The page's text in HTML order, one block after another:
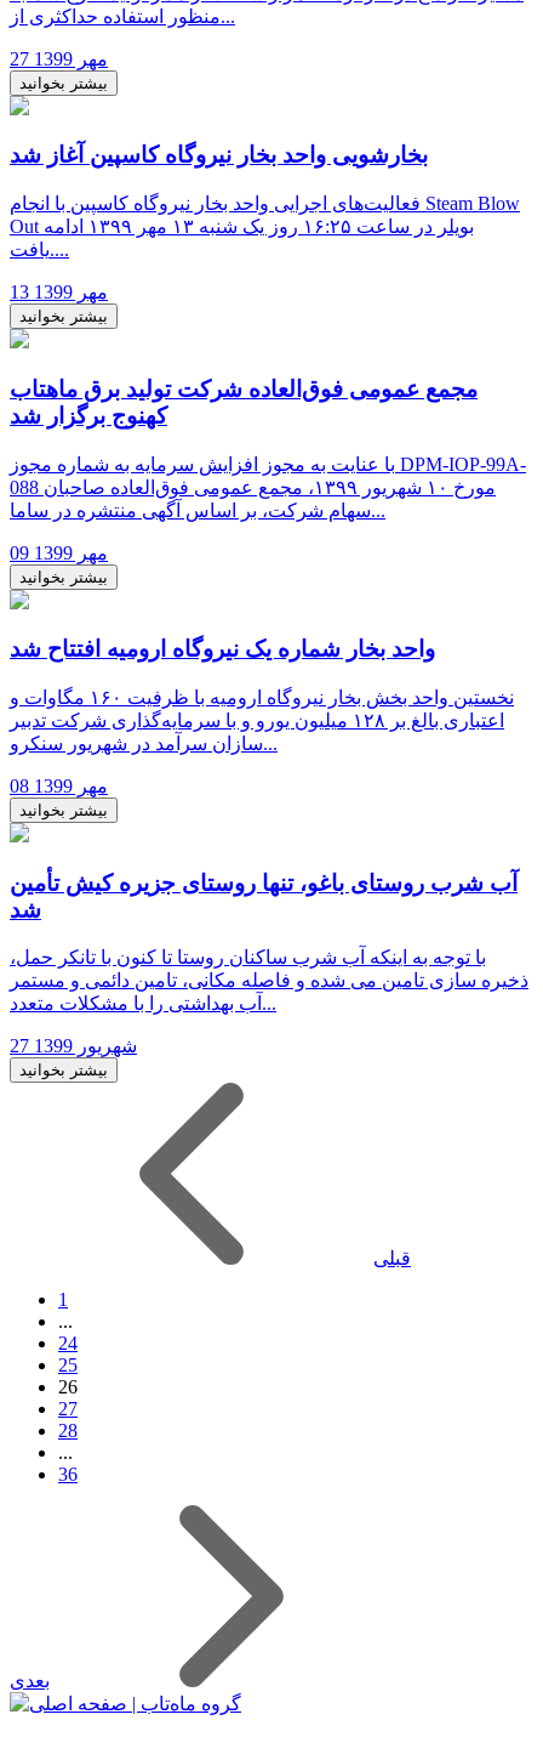
منظور استفاده حداکثری از...
27 مهر 1399
بیشتر بخوانید
بخارشویی واحد بخار نیروگاه کاسپین آغاز شد
فعالیت‌های اجرایی واحد بخار نیروگاه کاسپین با انجام Steam Blow
Out بویلر در ساعت ۱۶:۲۵ روز یک شنبه ۱۳ مهر ۱۳۹۹ ادامه
یافت....
13 مهر 1399
بیشتر بخوانید
مجمع عمومی فوق‌العاده شرکت تولید برق ماهتاب
کهنوج برگزار شد
​با عنایت به مجوز افزایش سرمایه به شماره مجوز DPM-IOP-99A-
088 مورخ ۱۰ شهریور ۱۳۹۹، مجمع عمومی فوق‌العاده صاحبان
سهام شرکت، بر اساس آگهی منتشره در ساما...
09 مهر 1399
بیشتر بخوانید
واحد بخار شماره یک نیروگاه ارومیه افتتاح شد
نخستین واحد بخش بخار نیروگاه ارومیه با ظرفیت ۱۶۰ مگاوات و
اعتباری بالغ بر ۱۲۸ میلیون یورو و با سرمایه‌گذاری شرکت تدبیر
سازان سرآمد در شهریور سنکرو...
08 مهر 1399
بیشتر بخوانید
آب شرب روستای باغو، تنها روستای جزیره کیش تأمین
شد
​​​با توجه به اینکه آب شرب ساکنان روستا تا کنون با تانکر حمل،
ذخیره سازی تامین می شده و فاصله مکانی، تامین دائمی و مستمر
آب بهداشتی را با مشکلات متعدد...
27 شهریور 1399
بیشتر بخوانید
قبلی
1
...
24
25
26
27
28
...
36
بعدی